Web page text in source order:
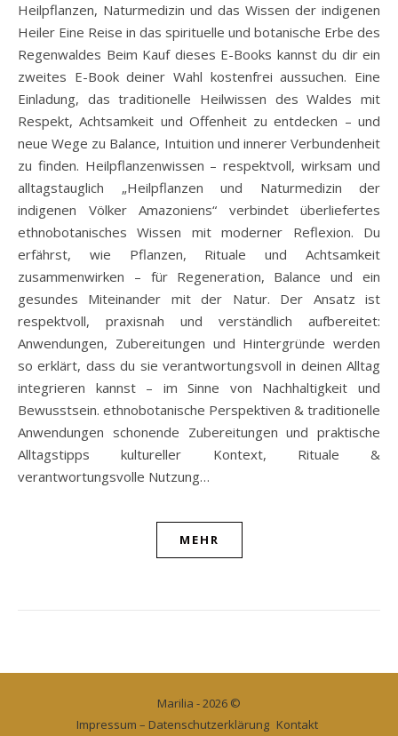
Heilpflanzen, Naturmedizin und das Wissen der indigenen
Heiler Eine Reise in das spirituelle und botanische Erbe des
Regenwaldes Beim Kauf dieses E-Books kannst du dir ein
zweites E-Book deiner Wahl kostenfrei aussuchen. Eine
Einladung, das traditionelle Heilwissen des Waldes mit
Respekt, Achtsamkeit und Offenheit zu entdecken – und
neue Wege zu Balance, Intuition und innerer Verbundenheit
zu finden. Heilpflanzenwissen – respektvoll, wirksam und
alltagstauglich „Heilpflanzen und Naturmedizin der
indigenen Völker Amazoniens“ verbindet überliefertes
ethnobotanisches Wissen mit moderner Reflexion. Du
erfährst, wie Pflanzen, Rituale und Achtsamkeit
zusammenwirken – für Regeneration, Balance und ein
gesundes Miteinander mit der Natur. Der Ansatz ist
respektvoll, praxisnah und verständlich aufbereitet:
Anwendungen, Zubereitungen und Hintergründe werden
so erklärt, dass du sie verantwortungsvoll in deinen Alltag
integrieren kannst – im Sinne von Nachhaltigkeit und
Bewusstsein. ethnobotanische Perspektiven & traditionelle
Anwendungen schonende Zubereitungen und praktische
Alltagstipps kultureller Kontext, Rituale &
verantwortungsvolle Nutzung…
MEHR
Marilia - 2026 ©
Impressum – Datenschutzerklärung Kontakt